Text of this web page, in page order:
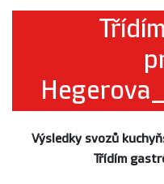
Výsledky svozů
Třídím